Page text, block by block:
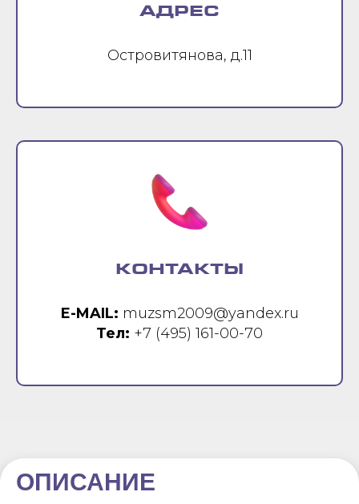
АДРЕС
Островитянова, д.11
КОНТАКТЫ
E-MAIL: muzsm2009@yandex.ru
Тел: +7 (495) 161-00-70
ОПИСАНИЕ